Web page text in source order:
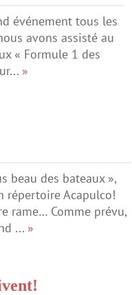
événement tous les
avons assisté au
« Formule 1 des
»
beau des bateaux »,
répertoire Acapulco!
rame… Comme prévu,
... »